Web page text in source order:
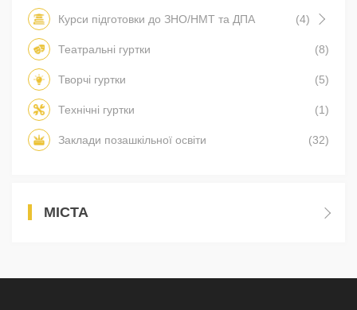
Курси підготовки до ЗНО/НМТ та ДПА (4)
Театральні гуртки (8)
Творчі гуртки (5)
Технічні гуртки (1)
Заклади позашкільної освіти (32)
МІСТА